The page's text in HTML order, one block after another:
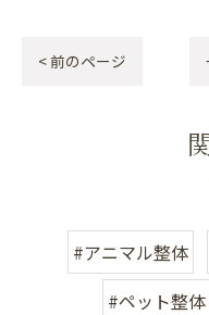
< 前のページ
#アニマル整体
#ペット整体